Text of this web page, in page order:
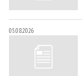
05.08.2026